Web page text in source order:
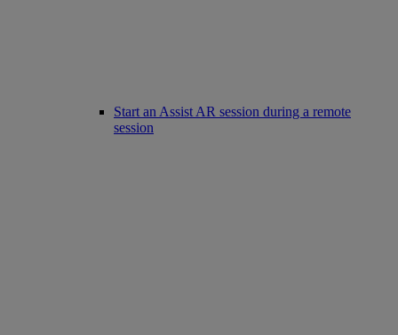
Start an Assist AR session during a remote
session